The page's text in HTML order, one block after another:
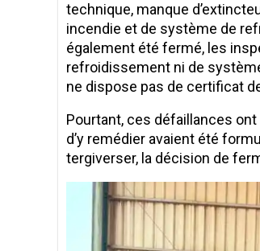
technique, manque
incendie et de système de
également été fermé, les
refroidissement ni de
ne dispose pas de certificat
Pourtant, ces défaillances
d’y remédier avaient été
tergiverser, la décision de